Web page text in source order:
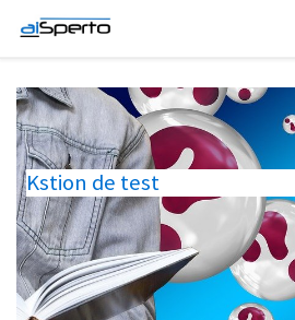
Skip to content
Kstion de test